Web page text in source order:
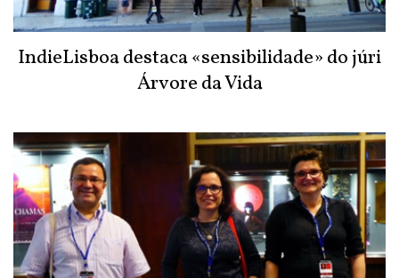
IndieLisboa destaca «sensibilidade» do júri
Árvore da Vida